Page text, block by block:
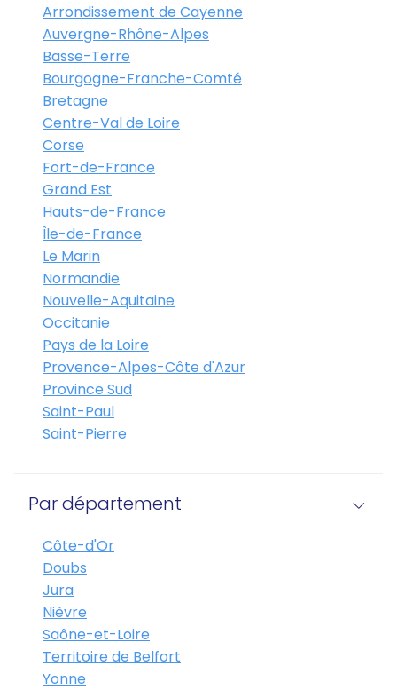
Arrondissement de Cayenne
Auvergne-Rhône-Alpes
Basse-Terre
Bourgogne-Franche-Comté
Bretagne
Centre-Val de Loire
Corse
Fort-de-France
Grand Est
Hauts-de-France
Île-de-France
Le Marin
Normandie
Nouvelle-Aquitaine
Occitanie
Pays de la Loire
Provence-Alpes-Côte d'Azur
Province Sud
Saint-Paul
Saint-Pierre
Par département
Côte-d'Or
Doubs
Jura
Nièvre
Saône-et-Loire
Territoire de Belfort
Yonne